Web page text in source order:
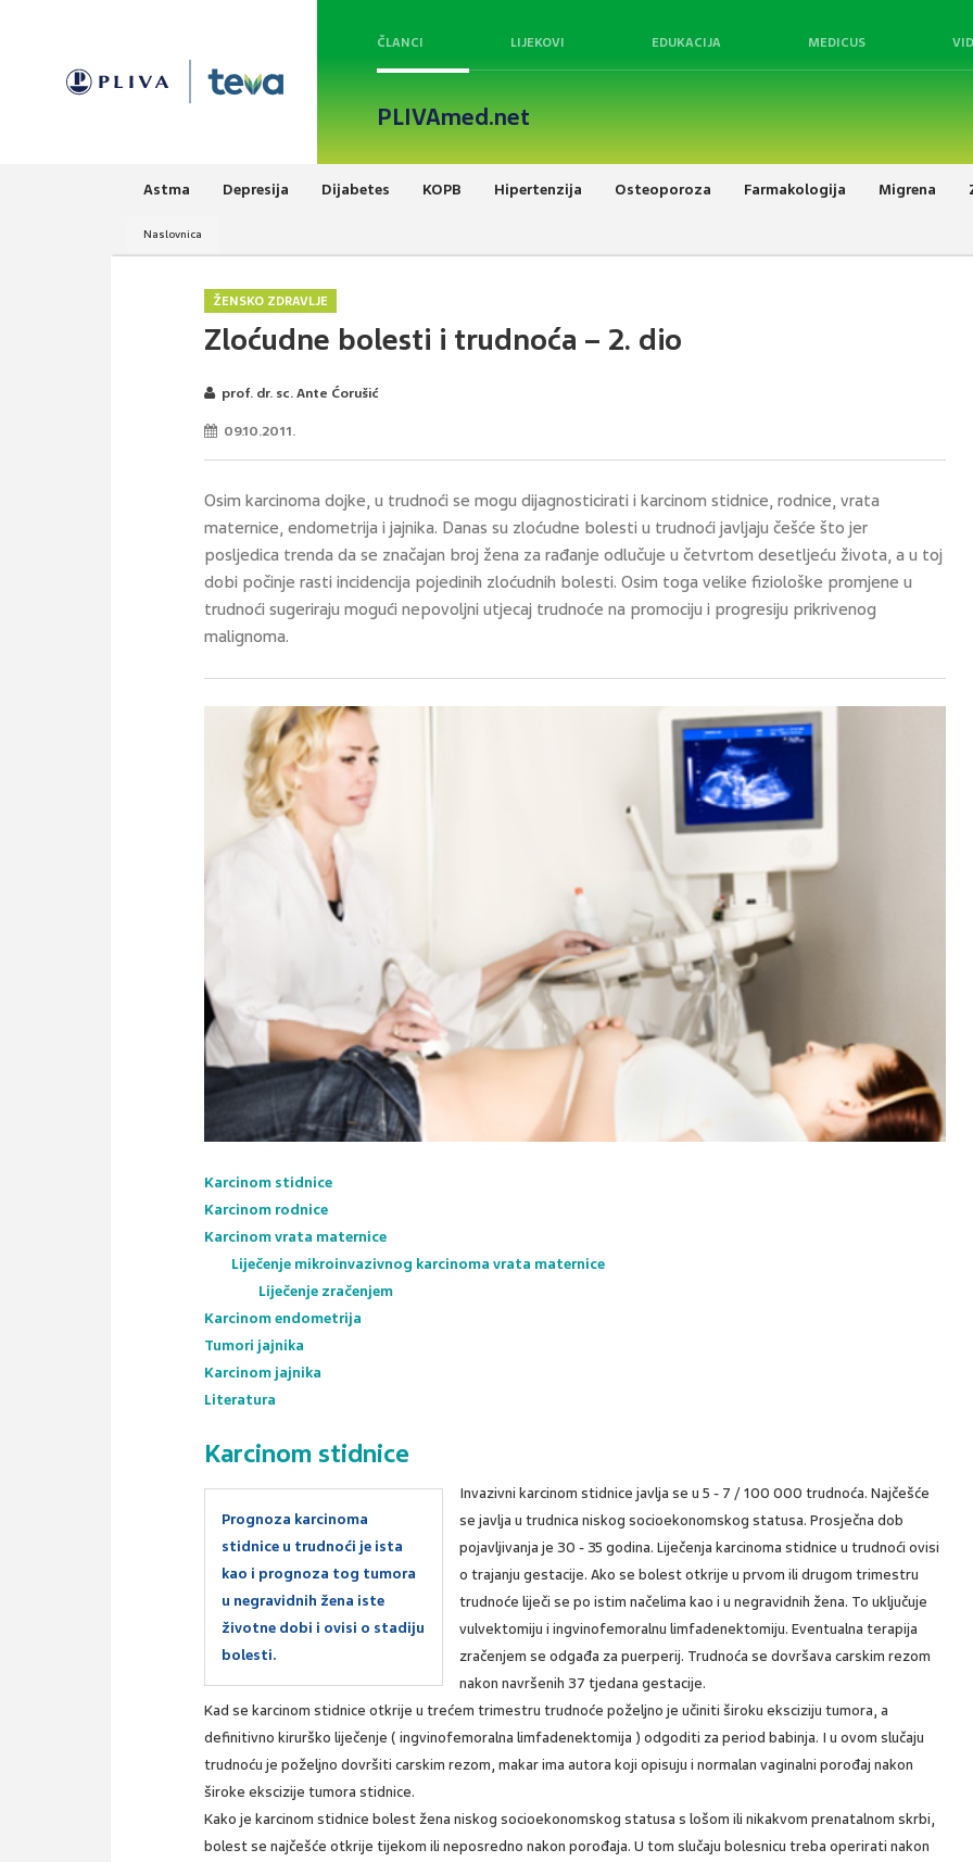
ČLANCI LIJEKOVI EDUKACIJA MEDICUS
PLIVAmed.net
Astma Depresija Dijabetes KOPB Hipertenzija Osteoporoza Farmakologija Migrena
Naslovnica
ŽENSKO ZDRAVLJE
Zloćudne bolesti i trudnoća – 2. dio
prof. dr. sc. Ante Ćorušić
09.10.2011.
Osim karcinoma dojke, u trudnoći se mogu dijagnosticirati i karcinom stidnice, rodnice, vrata
maternice, endometrija i jajnika. Danas su zloćudne bolesti u trudnoći javljaju češće što jer
posljedica trenda da se značajan broj žena za rađanje odlučuje u četvrtom desetljeću života, a u toj
dobi počinje rasti incidencija pojedinih zloćudnih bolesti. Osim toga velike fiziološke promjene u
trudnoći sugeriraju mogući nepovoljni utjecaj trudnoće na promociju i progresiju prikrivenog
malignoma.
Karcinom stidnice
Karcinom rodnice
Karcinom vrata maternice
Liječenje mikroinvazivnog karcinoma vrata maternice
Liječenje zračenjem
Karcinom endometrija
Tumori jajnika
Karcinom jajnika
Literatura
Karcinom stidnice
Prognoza karcinoma
stidnice u trudnoći je ista
kao i prognoza tog tumora
u negravidnih žena iste
životne dobi i ovisi o stadiju
bolesti.
Invazivni karcinom stidnice javlja se u 5 - 7 / 100 000 trudnoća. Najčešće
se javlja u trudnica niskog socioekonomskog statusa. Prosječna dob
pojavljivanja je 30 - 35 godina. Liječenja karcinoma stidnice u trudnoći ovisi
o trajanju gestacije. Ako se bolest otkrije u prvom ili drugom trimestru
trudnoće liječi se po istim načelima kao i u negravidnih žena. To uključuje
vulvektomiju i ingvinofemoralnu limfadenektomiju. Eventualna terapija
zračenjem se odgađa za puerperij. Trudnoća se dovršava carskim rezom
nakon navršenih 37 tjedana gestacije.
Kad se karcinom stidnice otkrije u trećem trimestru trudnoće poželjno je učiniti široku eksciziju tumora, a
definitivno kirurško liječenje ( ingvinofemoralna limfadenektomija ) odgoditi za period babinja. I u ovom slučaju
trudnoću je poželjno dovršiti carskim rezom, makar ima autora koji opisuju i normalan vaginalni porođaj nakon
široke ekscizije tumora stidnice.
Kako je karcinom stidnice bolest žena niskog socioekonomskog statusa s lošom ili nikakvom prenatalnom skrbi,
bolest se najčešće otkrije tijekom ili neposredno nakon porođaja. U tom slučaju bolesnicu treba operirati nakon